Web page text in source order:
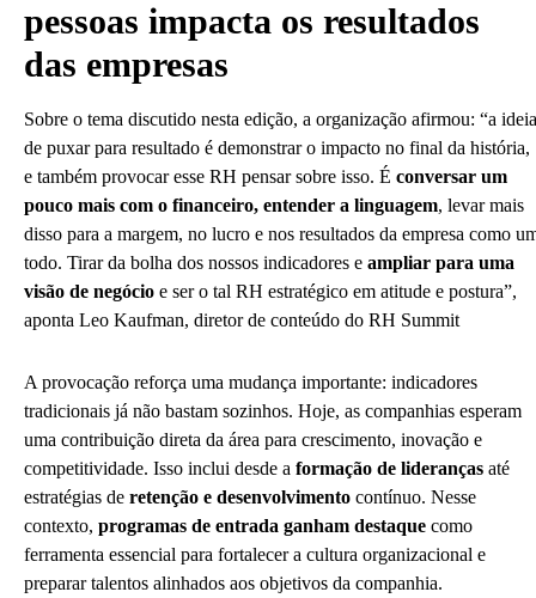
pessoas impacta os resultados
das empresas
Sobre o tema discutido nesta edição, a organização afirmou: “a ideia
de puxar para resultado é demonstrar o impacto no final da história,
e também provocar esse RH pensar sobre isso. É conversar um
pouco mais com o financeiro, entender a linguagem, levar mais
disso para a margem, no lucro e nos resultados da empresa como
todo. Tirar da bolha dos nossos indicadores e ampliar para uma
visão de negócio e ser o tal RH estratégico em atitude e postura”,
aponta Leo Kaufman, diretor de conteúdo do RH Summit
A provocação reforça uma mudança importante: indicadores
tradicionais já não bastam sozinhos. Hoje, as companhias esperam
uma contribuição direta da área para crescimento, inovação e
competitividade. Isso inclui desde a formação de lideranças até
estratégias de retenção e desenvolvimento contínuo. Nesse
contexto, programas de entrada ganham destaque como
ferramenta essencial para fortalecer a cultura organizacional e
preparar talentos alinhados aos objetivos da companhia.